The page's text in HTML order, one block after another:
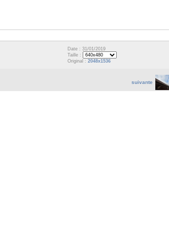
Date : 31/01/2019
Taille :
Original : 2048x1536
suivante